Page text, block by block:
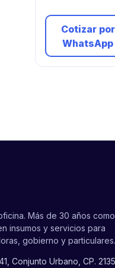
Cotizar por
WhatsApp
Más de 30 años como
insumos y servicios para
gobierno y particulares.
Conjunto Urbano, CP.